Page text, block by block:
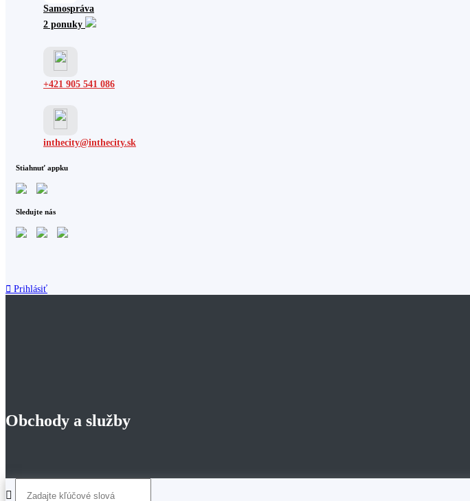
Samospráva
2 ponuky
+421 905 541 086
inthecity@inthecity.sk
Stiahnuť appku
Sledujte nás
Prihlásiť
Obchody a služby